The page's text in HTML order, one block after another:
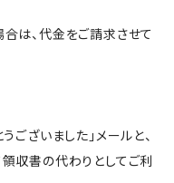
は、代金をご請求させて
ございました」メールと、
収書の代わりとしてご利